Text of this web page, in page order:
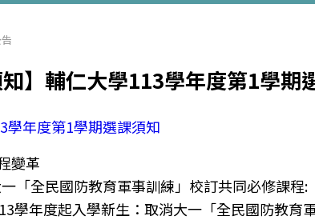
知】輔仁大學113學年度第1學
學年度第1學期選課須知
變革
「全民國防教育軍事訓練」校訂共同必修課程:
學年度起入學新生：取消大一「全民國防教育